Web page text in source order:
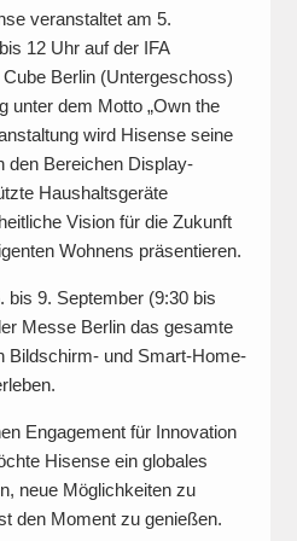
veranstaltet am 5.
12 Uhr auf der IFA
Berlin (Untergeschoss)
unter dem Motto „Own the
wird Hisense seine
den Bereichen Display-
Haushaltsgeräte
Vision für die Zukunft
Wohnens präsentieren.
bis 9. September (9:30 bis
Messe Berlin das gesamte
Bildschirm- und Smart-Home-
Engagement für Innovation
Hisense ein globales
neue Möglichkeiten zu
den Moment zu genießen.